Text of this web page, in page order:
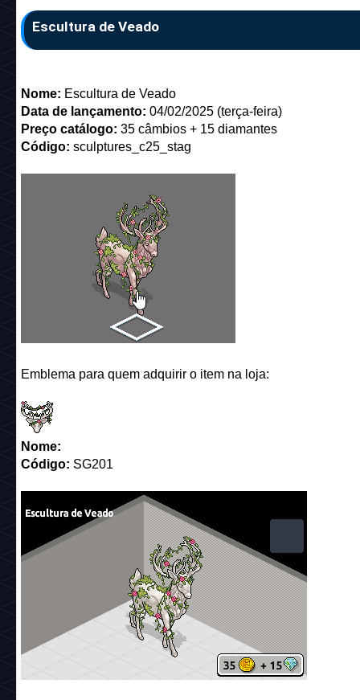
Escultura de Veado
Nome: Escultura de Veado
Data de lançamento: 04/02/2025 (terça-feira)
Preço catálogo: 35 câmbios + 15 diamantes
Código: sculptures_c25_stag
Emblema para quem adquirir o item na loja:
Nome:
Código: SG201